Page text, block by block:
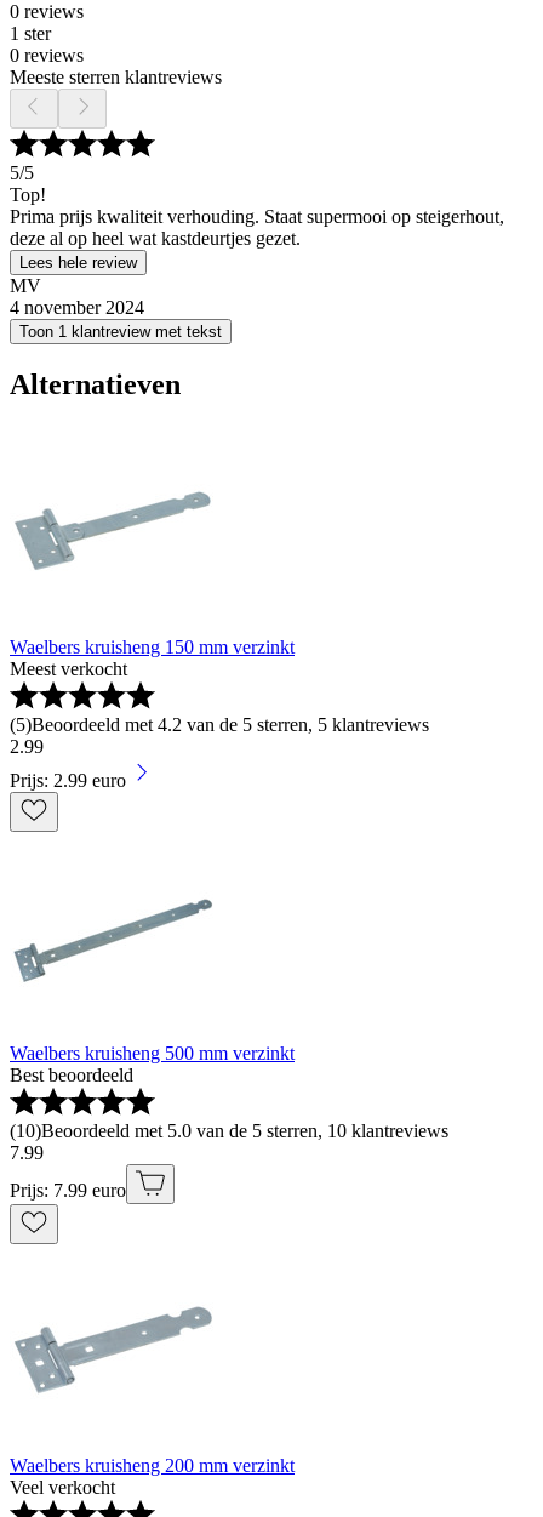
0 reviews
1 ster
0 reviews
Meeste sterren klantreviews
5/5
Top!
Prima prijs kwaliteit verhouding. Staat supermooi op steigerhout,
deze al op heel wat kastdeurtjes gezet.
Lees hele review
MV
4 november 2024
Toon 1 klantreview met tekst
Alternatieven
Waelbers kruisheng 150 mm verzinkt
Meest verkocht
(5)Beoordeeld met 4.2 van de 5 sterren, 5 klantreviews
2.99
Prijs: 2.99 euro
Waelbers kruisheng 500 mm verzinkt
Best beoordeeld
(10)Beoordeeld met 5.0 van de 5 sterren, 10 klantreviews
7.99
Prijs: 7.99 euro
Waelbers kruisheng 200 mm verzinkt
Veel verkocht